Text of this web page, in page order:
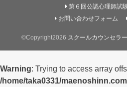
第６回公認心理師試
お問い合わせフォーム
©Copyright2026 スクールカウンセラ
Warning: Trying to access array
/home/taka0331/